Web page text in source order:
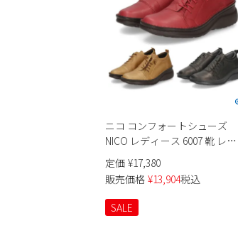
ニコ コンフォートシューズ
NICO レディース 6007 靴 レー
スアップ 本革 カジュアル 日本
製 歩きやすい ゴム紐 厚底 柔ら
か クッション性
定価 ¥17,380
販売価格 ¥13,904税込
SALE